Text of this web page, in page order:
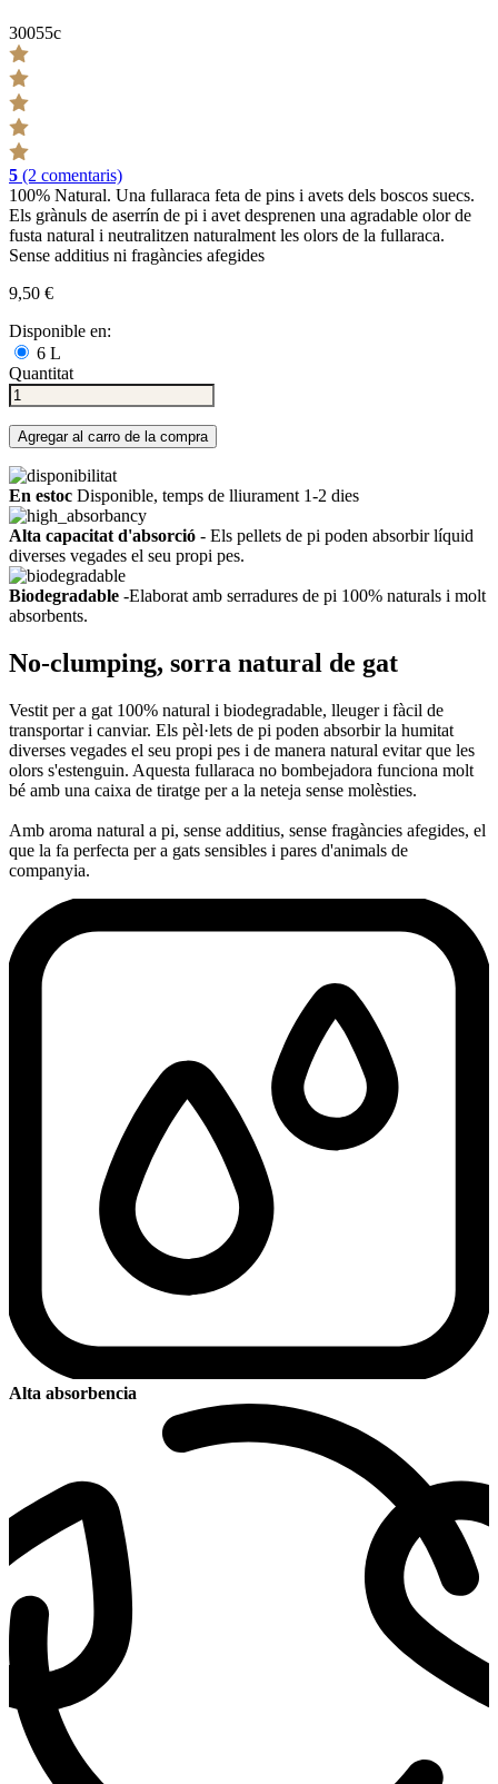
30055c
5 (2 comentaris)
100% Natural. Una fullaraca feta de pins i avets dels boscos suecs.
Els grànuls de aserrín de pi i avet desprenen una agradable olor de
fusta natural i neutralitzen naturalment les olors de la fullaraca.
Sense additius ni fragàncies afegides
9,50 €
Disponible en:
6 L
Quantitat
Agregar al carro de la compra
En estoc Disponible, temps de lliurament 1-2 dies
Alta capacitat d'absorció - Els pellets de pi poden absorbir líquid
diverses vegades el seu propi pes.
Biodegradable -Elaborat amb serradures de pi 100% naturals i molt
absorbents.
No-clumping, sorra natural de gat
Vestit per a gat 100% natural i biodegradable, lleuger i fàcil de
transportar i canviar. Els pèl·lets de pi poden absorbir la humitat
diverses vegades el seu propi pes i de manera natural evitar que les
olors s'estenguin. Aquesta fullaraca no bombejadora funciona molt
bé amb una caixa de tiratge per a la neteja sense molèsties.
Amb aroma natural a pi, sense additius, sense fragàncies afegides, el
que la fa perfecta per a gats sensibles i pares d'animals de
companyia.
Alta absorbencia